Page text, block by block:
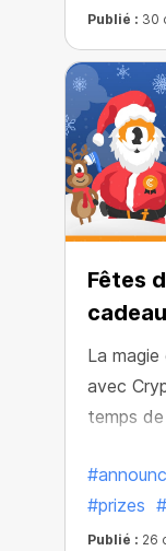
numéro
ultime.
Publié : 30
Fêtes
La
avec
temps
Chaque
collecté
festifs, et
#prizes
Publié : 26